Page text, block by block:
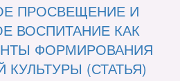
ПРОСВЕЩЕНИЕ И
ВОСПИТАНИЕ КАК
ФОРМИРОВАНИЯ
КУЛЬТУРЫ (СТАТЬЯ)